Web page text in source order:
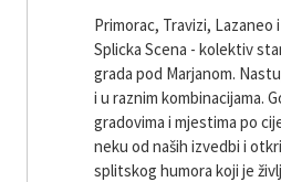
Primorac, Travizi, Lazaneo
Splicka Scena - kolektiv
grada pod Marjanom.
i u raznim kombinacijama.
gradovima i mjestima po
neku od naših izvedbi i
splitskog humora koji je